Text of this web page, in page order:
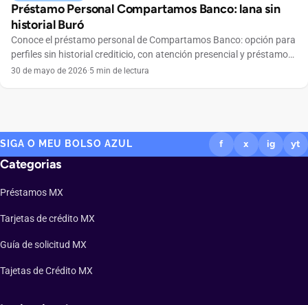
Préstamo Personal Compartamos Banco: lana sin
historial Buró
Conoce el préstamo personal de Compartamos Banco: opción para
perfiles sin historial crediticio, con atención presencial y préstamo
grupal en todo México.
30 de mayo de 2026·5 min de lectura
SIGA O MEU BOLSO AZUL f x ig yt
Categorias
Préstamos MX
Tarjetas de crédito MX
Guía de solicitud MX
Tajetas de Crédito MX